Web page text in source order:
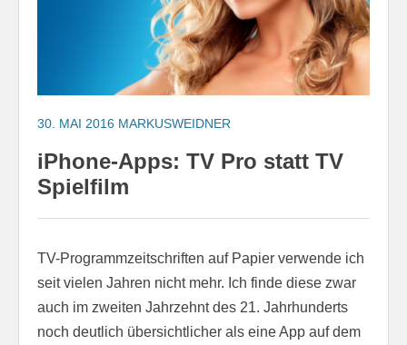
30. MAI 2016 MARKUSWEIDNER
iPhone-Apps: TV Pro statt TV
Spielfilm
TV-Programmzeitschriften auf Papier verwende ich
seit vielen Jahren nicht mehr. Ich finde diese zwar
auch im zweiten Jahrzehnt des 21. Jahrhunderts
noch deutlich übersichtlicher als eine App auf dem